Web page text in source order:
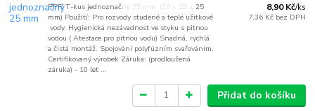
PPR T-kus jednoznačný 25 mm (25 x 25 x 25
mm) Použití: Pro rozvody studené a teplé užitkové
vody. Hygienická nezávadnost ve styku s pitnou
vodou ( Atestace pro pitnou vodu) Snadná, rychlá
a čistá montáž. Spojování polyfúzním svařováním.
Certifikovaný výrobek Záruka: (prodloužená
záruka) - 10 let ...
8,90 Kč/ks
7,36 Kč bez DPH
Přidat do košíku